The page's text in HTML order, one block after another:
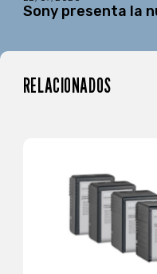
Sony presenta la
RELACIONADOS